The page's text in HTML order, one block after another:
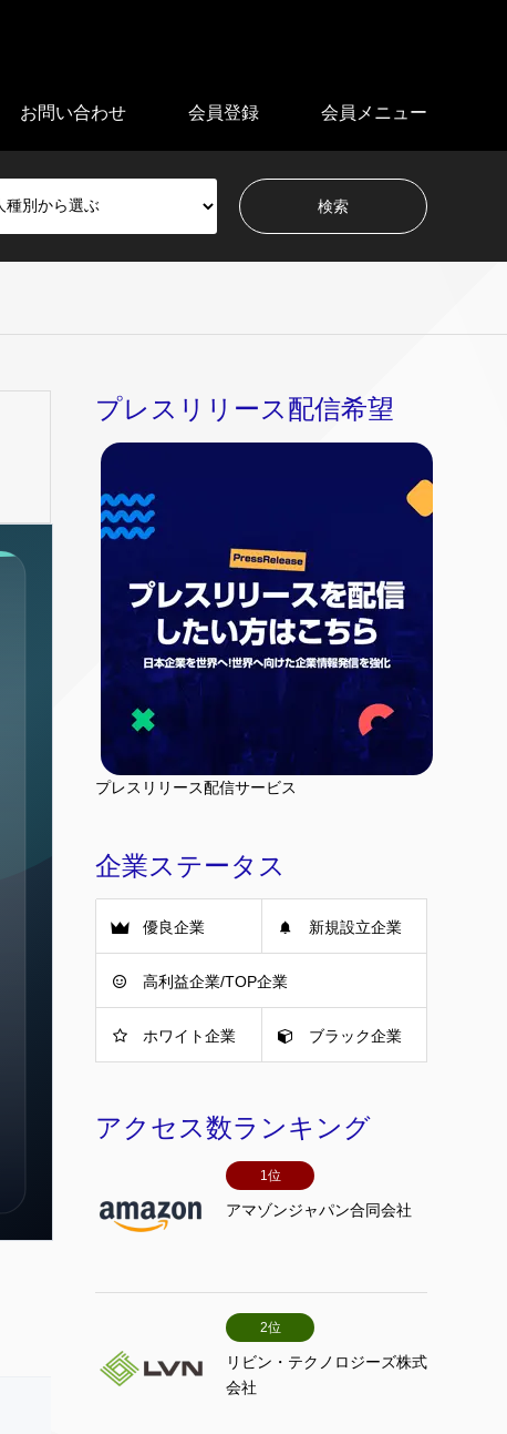
お問い合わせ 会員登録 会員メニュー
プレスリリース配信希望
プレスリリース配信サービス
企業ステータス
優良企業 新規設立企業
高利益企業/TOP企業
ホワイト企業 ブラック企業
アクセス数ランキング
1位
アマゾンジャパン合同会社
2位
リビン・テクノロジーズ株式
会社